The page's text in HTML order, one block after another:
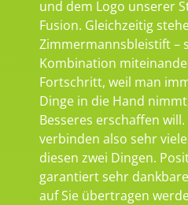
und dem Logo unserer
Fusion. Gleichzeitig
Zimmermannsbleistift –
Kombination
Fortschritt, weil man
Dinge in die Hand
Besseres erschaffen
verbinden also sehr
diesen zwei Dingen.
garantiert sehr
auf Sie übertragen